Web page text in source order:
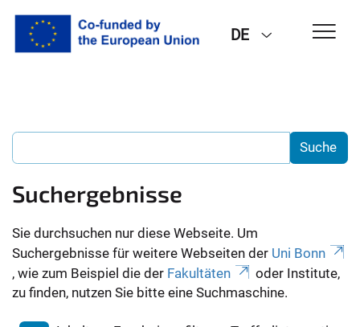
DE
Suchergebnisse
Sie durchsuchen nur diese Webseite. Um
Suchergebnisse für weitere Webseiten der Uni Bonn
, wie zum Beispiel die der Fakultäten
oder Institute,
zu finden, nutzen Sie bitte eine Suchmaschine.